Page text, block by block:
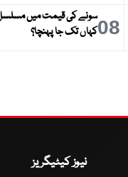
08سونے کی قیمت میں مسلسل
کہاں تک جا پہنچا؟
نیوز کیٹیگریز